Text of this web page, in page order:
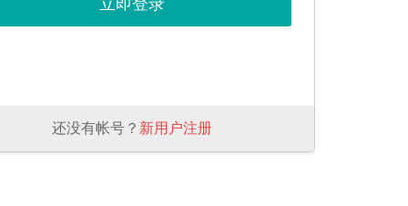
还没有帐号？ 新用户注册